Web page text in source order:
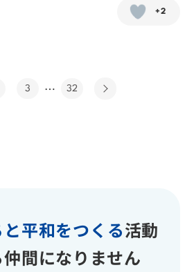
+2
3 … 32
平和をつくる活動
間になりません